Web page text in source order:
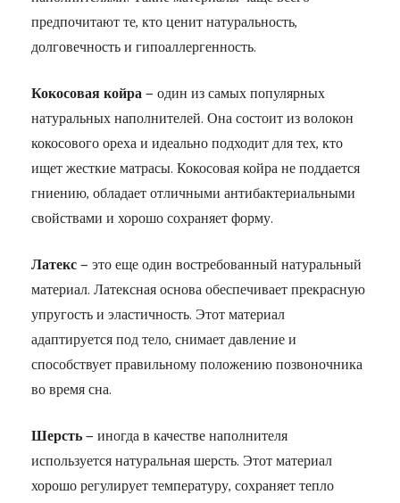
предпочитают те, кто ценит натуральность,
долговечность и гипоаллергенность.
Кокосовая койра— один из самых популярных
натуральных наполнителей. Она состоит из волокон
кокосового ореха и идеально подходит для тех, кто
ищет жесткие матрасы. Кокосовая койра не поддается
гниению, обладает отличными антибактериальными
свойствами и хорошо сохраняет форму.
Латекс— это еще один востребованный натуральный
материал. Латексная основа обеспечивает прекрасную
упругость и эластичность. Этот материал
адаптируется под тело, снимает давление и
способствует правильному положению позвоночника
во время сна.
Шерсть— иногда в качестве наполнителя
используется натуральная шерсть. Этот материал
хорошо регулирует температуру, сохраняет тепло